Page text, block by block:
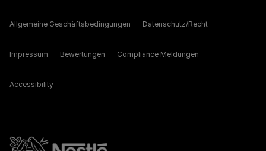
Allgemeine Geschäftsbedingungen Datenschutz/Recht
Impressum Bewertungen Compliance Meldungen
Accessibility